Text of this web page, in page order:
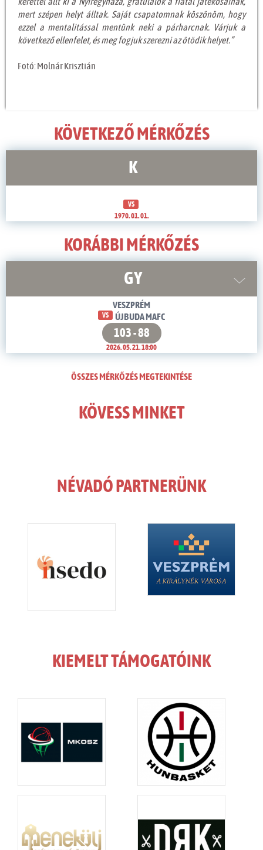
mert szépen helyt álltak. Saját csapatomnak köszönöm, hogy
ezzel a mentalitással mentünk neki a párharcnak. Várjuk a
következő ellenfelet, és meg fogjuk szerezni az ötödik helyet.”
Fotó: Molnár Krisztián
KÖVETKEZŐ MÉRKŐZÉS
K
VS
1970. 01. 01.
KORÁBBI MÉRKŐZÉS
GY
VESZPRÉM
VS ÚJBUDA MAFC
103 - 88
2026. 05. 21. 18:00
ÖSSZES MÉRKŐZÉS MEGTEKINTÉSE
KÖVESS MINKET
NÉVADÓ PARTNERÜNK
KIEMELT TÁMOGATÓINK